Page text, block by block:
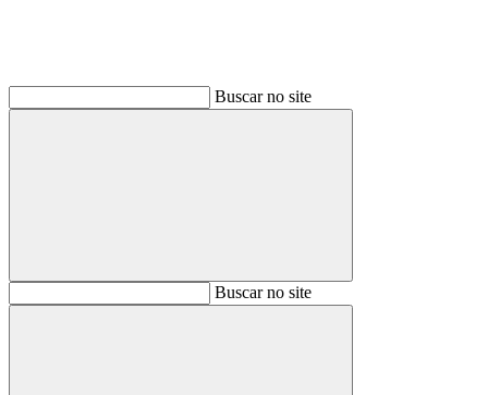
Buscar no site
BuscarBuscar no site